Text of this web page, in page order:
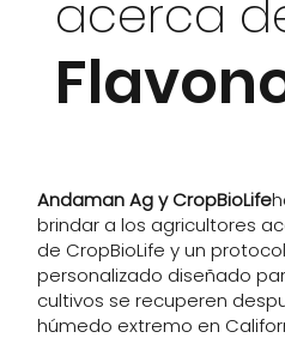
acerca
Andaman Ag y CropBioLife
brindar a los agricultores
de CropBioLife y un
personalizado diseñado
cultivos se recuperen
húmedo extremo en